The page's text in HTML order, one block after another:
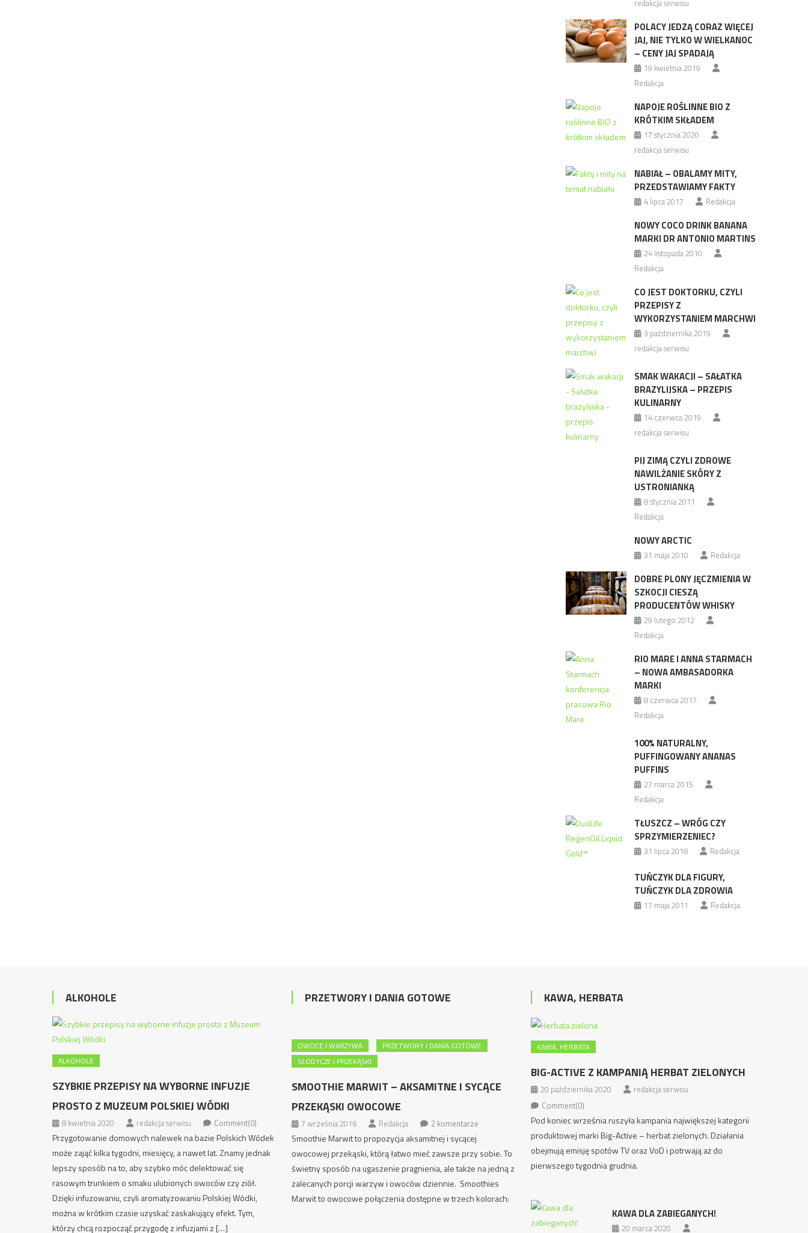
redakcja serwisu
POLACY JEDZĄ CORAZ WIĘCEJ
JAJ, NIE TYLKO W WIELKANOC
– CENY JAJ SPADAJĄ
19 kwietnia 2019
Redakcja
NAPOJE ROŚLINNE BIO Z
KRÓTKIM SKŁADEM
17 stycznia 2020
redakcja serwisu
NABIAŁ – OBALAMY MITY,
PRZEDSTAWIAMY FAKTY
4 lipca 2017 Redakcja
NOWY COCO DRINK BANANA
MARKI DR ANTONIO MARTINS
24 listopada 2010
Redakcja
CO JEST DOKTORKU, CZYLI
PRZEPISY Z
WYKORZYSTANIEM MARCHWI
3 października 2019
redakcja serwisu
SMAK WAKACJI – SAŁATKA
BRAZYLIJSKA – PRZEPIS
KULINARNY
14 czerwca 2019
redakcja serwisu
PIJ ZIMĄ CZYLI ZDROWE
NAWILŻANIE SKÓRY Z
USTRONIANKĄ
8 stycznia 2011
Redakcja
NOWY ARCTIC
31 maja 2010 Redakcja
DOBRE PLONY JĘCZMIENIA W
SZKOCJI CIESZĄ
PRODUCENTÓW WHISKY
29 lutego 2012
Redakcja
RIO MARE I ANNA STARMACH
– NOWA AMBASADORKA
MARKI
8 czerwca 2017
Redakcja
100% NATURALNY,
PUFFINGOWANY ANANAS
PUFFINS
27 marca 2015
Redakcja
TŁUSZCZ – WRÓG CZY
SPRZYMIERZENIEC?
31 lipca 2018 Redakcja
TUŃCZYK DLA FIGURY,
TUŃCZYK DLA ZDROWIA
17 maja 2011 Redakcja
ALKOHOLE
ALKOHOLE
SZYBKIE PRZEPISY NA WYBORNE INFUZJE
PROSTO Z MUZEUM POLSKIEJ WÓDKI
8 kwietnia 2020 redakcja serwisu Comment(0)
Przygotowanie domowych nalewek na bazie Polskich Wódek
może zająć kilka tygodni, miesięcy, a nawet lat. Znamy jednak
lepszy sposób na to, aby szybko móc delektować się
rasowym trunkiem o smaku ulubionych owoców czy ziół.
Dzięki infuzowaniu, czyli aromatyzowaniu Polskiej Wódki,
można w krótkim czasie uzyskać zaskakujący efekt. Tym,
którzy chcą rozpocząć przygodę z infuzjami z […]
PRZETWORY I DANIA GOTOWE
OWOCE I WARZYWA
PRZETWORY I DANIA GOTOWE
SŁODYCZE I PRZEKĄSKI
SMOOTHIE MARWIT – AKSAMITNE I SYCĄCE
PRZEKĄSKI OWOCOWE
7 września 2016 Redakcja 2 komentarze
Smoothie Marwit to propozycja aksamitnej i sycącej
owocowej przekąski, którą łatwo mieć zawsze przy sobie. To
świetny sposób na ugaszenie pragnienia, ale także na jedną z
zalecanych porcji warzyw i owoców dziennie. Smoothies
Marwit to owocowe połączenia dostępne w trzech kolorach:
KAWA, HERBATA
KAWA, HERBATA
BIG-ACTIVE Z KAMPANIĄ HERBAT ZIELONYCH
20 października 2020
redakcja serwisu
Comment(0)
Pod koniec września ruszyła kampania największej kategorii
produktowej marki Big-Active – herbat zielonych. Działania
obejmują emisję spotów TV oraz VoD i potrwają aż do
pierwszego tygodnia grudnia.
KAWA DLA ZABIEGANYCH!
20 marca 2020